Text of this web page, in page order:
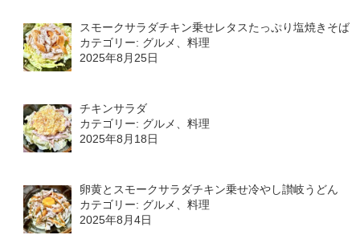
スモークサラダチキン乗せレタスたっぷり塩焼きそば
カテゴリー: グルメ、料理
2025年8月25日
チキンサラダ
カテゴリー: グルメ、料理
2025年8月18日
卵黄とスモークサラダチキン乗せ冷やし讃岐うどん
カテゴリー: グルメ、料理
2025年8月4日